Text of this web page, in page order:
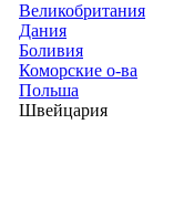
Великобритания
Дания
Боливия
Коморские о-ва
Польша
Швейцария